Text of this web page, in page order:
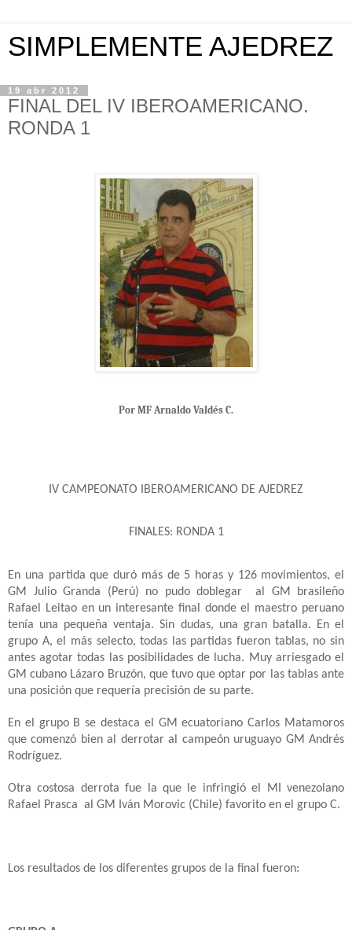
SIMPLEMENTE AJEDREZ
19 abr 2012
FINAL DEL IV IBEROAMERICANO.
RONDA 1
Por MF Arnaldo Valdés C.
IV CAMPEONATO IBEROAMERICANO DE AJEDREZ
FINALES: RONDA 1
En una partida que duró más de 5 horas y 126 movimientos, el
GM Julio Granda (Perú) no pudo doblegar
al GM brasileño
Rafael Leitao en un interesante final donde el maestro peruano
tenía una pequeña ventaja. Sin dudas, una gran batalla. En el
grupo A, el más selecto, todas las partidas fueron tablas, no sin
antes agotar todas las posibilidades de lucha. Muy arriesgado el
GM cubano Lázaro Bruzón, que tuvo que optar por las tablas ante
una posición que requería precisión de su parte.
En el grupo B se destaca el GM ecuatoriano Carlos Matamoros
que comenzó bien al derrotar al campeón uruguayo GM Andrés
Rodríguez.
Otra costosa derrota fue la que le infringió el MI venezolano
Rafael Prasca al GM Iván Morovic (Chile) favorito en el grupo C.
Los resultados de los diferentes grupos de la final fueron: